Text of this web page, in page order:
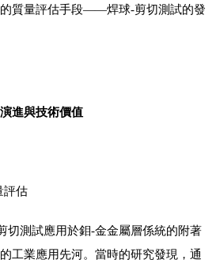
質量評估手段——焊球-剪切測試的發
進與技術價值
評估
切測試應用於鉬-金金屬層係統的附著
工業應用先河。當時的研究發現，通